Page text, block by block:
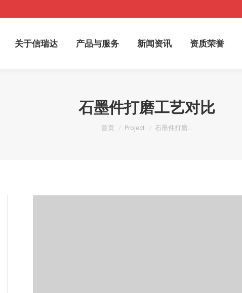
关于信瑞达 产品与服务 新闻资讯 资质荣誉
石墨件打磨工艺对比
您在这里：
首页 Project 石墨件打磨…
关于信瑞达 产品与服务 新闻资讯 资质荣誉